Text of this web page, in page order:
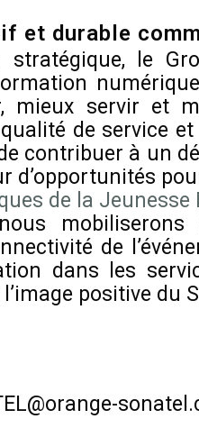
et durable
le
mieux servir et
de service
contribuer à un
d’opportunités
de la Jeunesse
mobiliserons
de
dans les
positive du